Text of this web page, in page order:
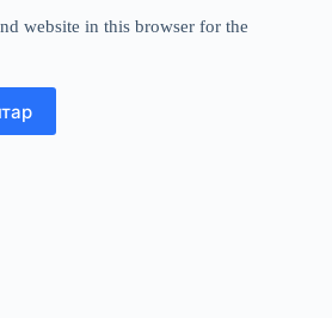
website in this browser for the